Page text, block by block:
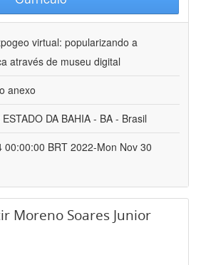
virtual: popularizando a
através de museu digital
anexo
ESTADO DA BAHIA - BA - Brasil
00:00:00 BRT 2022-Mon Nov 30
Moreno Soares Junior